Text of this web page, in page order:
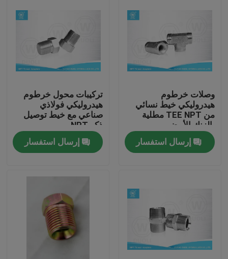
جولة في المعمل
مراقبة الجودة
اتصل بنا
تركيبات نهاية خرطوم هيدروليكي
وصلات خرطوم
هيدروليكي خيط نسائي
من TEE NPT مطلية
بالزنك الأبيض
إرسال استفسار
تركيبات محول خرطوم
هيدروليكي فولاذي
صناعي مع خيط توصيل
ذكر NPT
إرسال استفسار